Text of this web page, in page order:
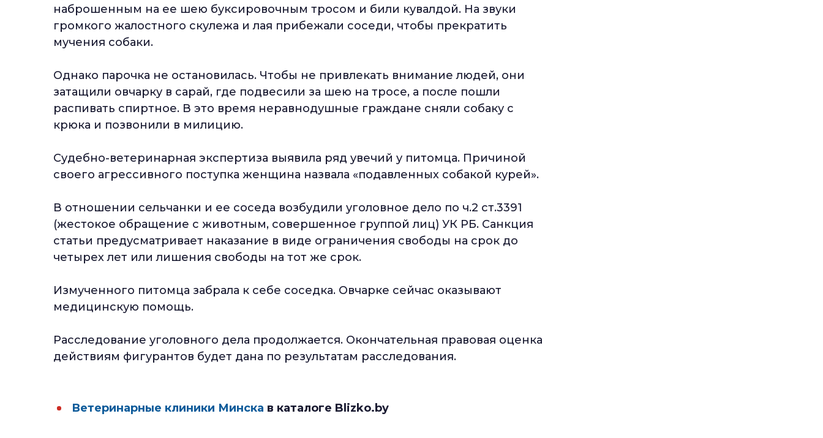
наброшенным на ее шею буксировочным тросом и били кувалдой. На звуки
громкого жалостного скулежа и лая прибежали соседи, чтобы прекратить
мучения собаки.
Однако парочка не остановилась. Чтобы не привлекать внимание людей, они
затащили овчарку в сарай, где подвесили за шею на тросе, а после пошли
распивать спиртное. В это время неравнодушные граждане сняли собаку с
крюка и позвонили в милицию.
Судебно-ветеринарная экспертиза выявила ряд увечий у питомца. Причиной
своего агрессивного поступка женщина назвала «подавленных собакой курей».
В отношении сельчанки и ее соседа возбудили уголовное дело по ч.2 ст.3391
(жестокое обращение с животным, совершенное группой лиц) УК РБ. Санкция
статьи предусматривает наказание в виде ограничения свободы на срок до
четырех лет или лишения свободы на тот же срок.
Измученного питомца забрала к себе соседка. Овчарке сейчас оказывают
медицинскую помощь.
Расследование уголовного дела продолжается. Окончательная правовая оценка
действиям фигурантов будет дана по результатам расследования.
Ветеринарные клиники Минска в каталоге Blizko.by